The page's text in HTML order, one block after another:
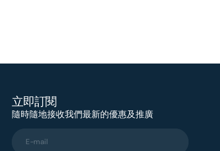
立即訂閱
隨時隨地接收我們最新的優惠及推廣
E-mail